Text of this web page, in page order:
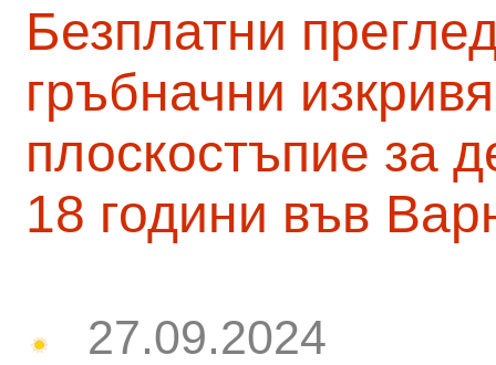
Безплатни
гръбначни
плоскостъпие за
18 години във
27.09.2024